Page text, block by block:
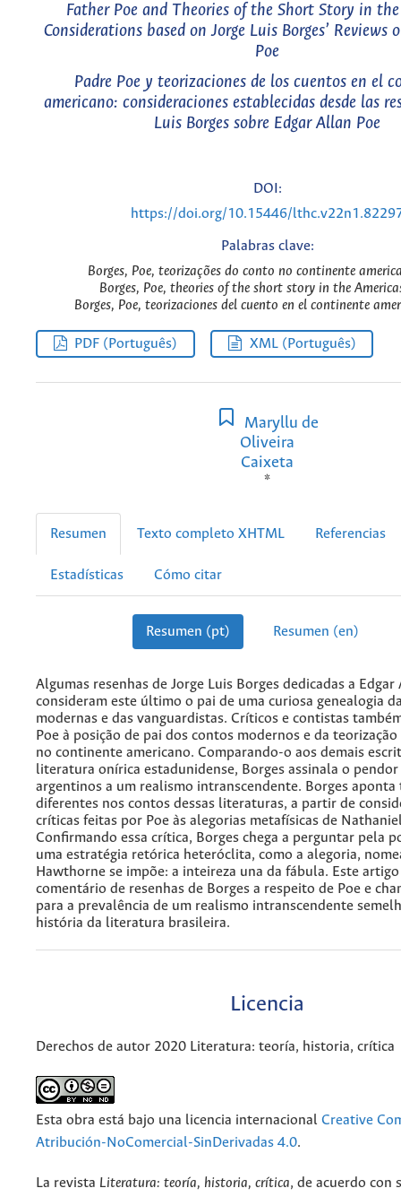
Father Poe and Theories of the Short Story in
Considerations based on Jorge Luis Borges’ Reviews
Poe
Padre Poe y teorizaciones de los cuentos en el
americano: consideraciones establecidas desde las
Luis Borges sobre Edgar Allan Poe
DOI:
https://doi.org/10.15446/
Palabras clave:
Borges, Poe, teorizações do conto no continente
Borges, Poe, theories of the short story in the
Borges, Poe, teorizaciones del cuento en el continente
PDF (Português) XML (Português)
Maryllu de
Oliveira
Caixeta
*
Resumen Texto completo XHTML Referencias
Estadísticas Cómo citar
Resumen (pt) Resumen (en)
Algumas resenhas de Jorge Luis Borges dedicadas a Edgar
consideram este último o pai de uma curiosa genealogia
modernas e das vanguardistas. Críticos e contistas
Poe à posição de pai dos contos modernos e da
no continente americano. Comparando-o aos demais
literatura onírica estadunidense, Borges assinala o
argentinos a um realismo intranscendente. Borges aponta
diferentes nos contos dessas literaturas, a partir de
críticas feitas por Poe às alegorias metafísicas de
Confirmando essa crítica, Borges chega a perguntar pela
uma estratégia retórica heteróclita, como a alegoria,
Hawthorne se impõe: a inteireza una da fábula. Este
comentário de resenhas de Borges a respeito de Poe e
para a prevalência de um realismo intranscendente
história da literatura brasileira.
Licencia
Derechos de autor 2020 Literatura: teoría, historia, crítica
Esta obra está bajo una licencia internacional Creative
Atribución-NoComercial-SinDerivadas 4.0.
La revista Literatura: teoría, historia, crítica, de acuerdo con